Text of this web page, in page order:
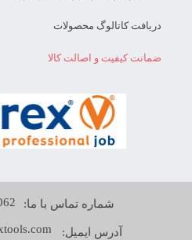
دریافت کاتالوگ محصولات
ضمانت کیفیت و اصالت کالا
شماره تماس با ما:
آدرس ایمیل: